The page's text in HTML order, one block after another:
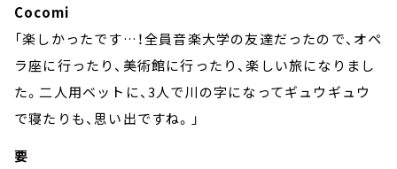
Cocomi
「楽しかったです…！全員音楽大学の友達だったので、オペ
ラ座に行ったり、美術館に行ったり、楽しい旅になりまし
た。二人用ベットに、3人で川の字になってギュウギュウ
で寝たりも、思い出ですね。」
要